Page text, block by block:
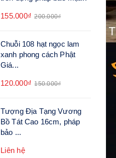
155.000₫ 200.000₫
Chuỗi 108 hạt ngọc lam
xanh phong cách Phật
Giá...
120.000₫ 150.000₫
Tượng Địa Tạng Vương
Bồ Tát Cao 16cm, pháp
bảo ...
Liên hệ